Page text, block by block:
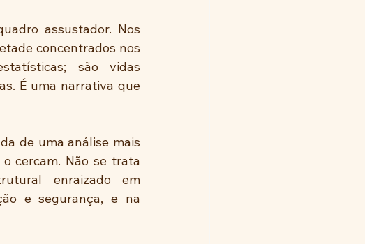
assustador. Nos
concentrados nos
são vidas
É uma narrativa que
de uma análise mais
cercam. Não se trata
enraizado em
e segurança, e na